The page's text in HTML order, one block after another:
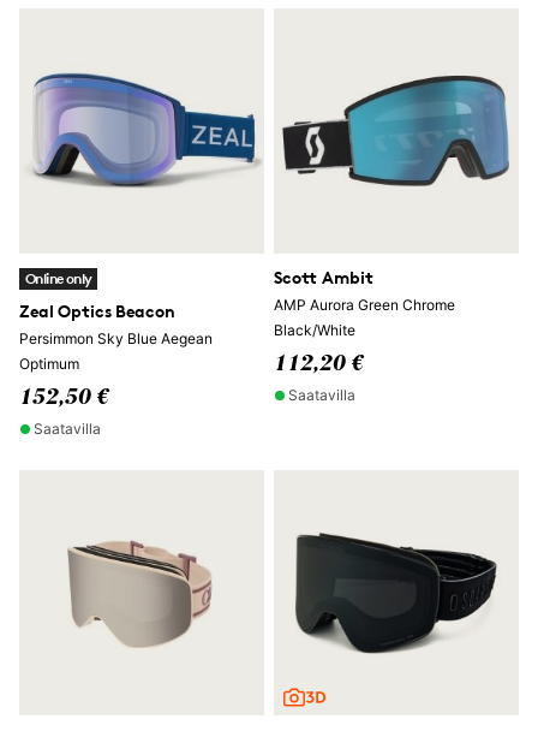
Online only
Zeal Optics Beacon
Persimmon Sky Blue Aegean
Optimum
152,50 €
Saatavilla
Scott Ambit
AMP Aurora Green Chrome
Black/White
112,20 €
Saatavilla